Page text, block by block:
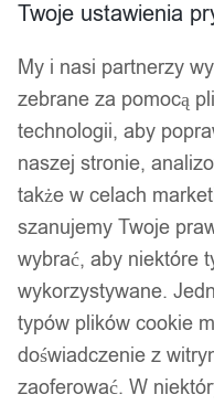
Twoje ustawienia
My i nasi partnerzy
zebrane za pomocą
technologii, aby
naszej stronie,
także w celach
szanujemy Twoje
wybrać, aby niektóre
wykorzystywane.
typów plików cookie
doświadczenie z
zaoferować. W